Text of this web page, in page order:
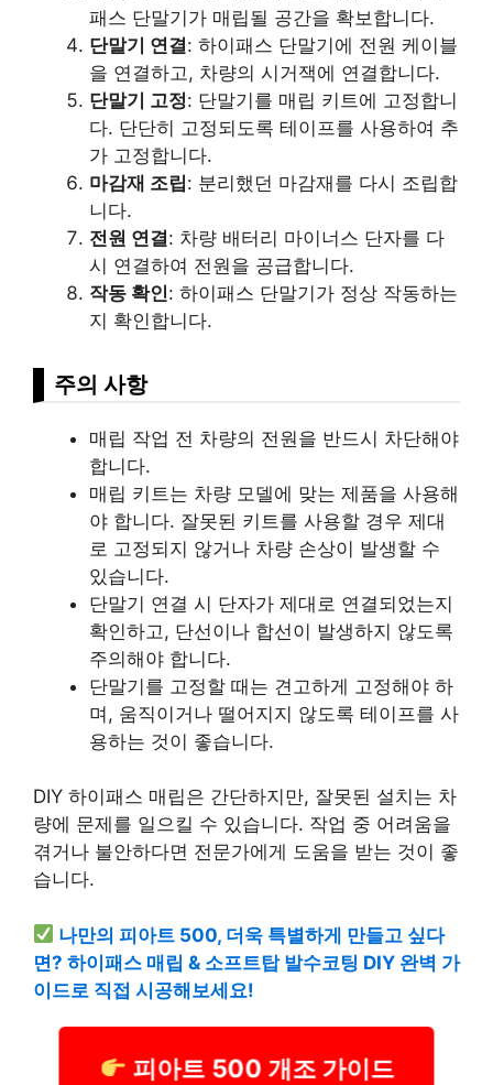
패스 단말기가 매립될 공간을 확보합니다.
단말기 연결: 하이패스 단말기에 전원 케이블
을 연결하고, 차량의 시거잭에 연결합니다.
단말기 고정: 단말기를 매립 키트에 고정합니
다. 단단히 고정되도록 테이프를 사용하여 추
가 고정합니다.
마감재 조립: 분리했던 마감재를 다시 조립합
니다.
전원 연결: 차량 배터리 마이너스 단자를 다
시 연결하여 전원을 공급합니다.
작동 확인: 하이패스 단말기가 정상 작동하는
지 확인합니다.
주의 사항
매립 작업 전 차량의 전원을 반드시 차단해야
합니다.
매립 키트는 차량 모델에 맞는 제품을 사용해
야 합니다. 잘못된 키트를 사용할 경우 제대
로 고정되지 않거나 차량 손상이 발생할 수
있습니다.
단말기 연결 시 단자가 제대로 연결되었는지
확인하고, 단선이나 합선이 발생하지 않도록
주의해야 합니다.
단말기를 고정할 때는 견고하게 고정해야 하
며, 움직이거나 떨어지지 않도록 테이프를 사
용하는 것이 좋습니다.
DIY 하이패스 매립은 간단하지만, 잘못된 설치는 차
량에 문제를 일으킬 수 있습니다. 작업 중 어려움을
겪거나 불안하다면 전문가에게 도움을 받는 것이 좋
습니다.
나만의 피아트 500, 더욱 특별하게 만들고 싶다
면? 하이패스 매립 & 소프트탑 발수코팅 DIY 완벽 가
이드로 직접 시공해보세요!
피아트 500 개조 가이드